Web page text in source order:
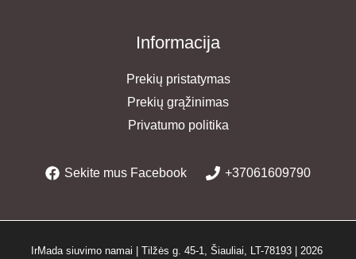
Informacija
Prekių pristatymas
Prekių grąžinimas
Privatumo politika
Sekite mus Facebook +37061609790
IrMada siuvimo namai | Tilžės g. 45-1, Šiauliai, LT-78193 | 2026